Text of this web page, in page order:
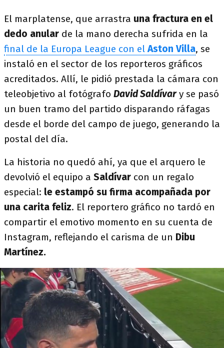
El marplatense, que arrastra una fractura en el
dedo anular de la mano derecha sufrida en la
final de la Europa League con elAston Villa, se
instaló en el sector de los reporteros gráficos
acreditados. Allí, le pidió prestada la cámara con
teleobjetivo al fotógrafo David Saldívar y se pasó
un buen tramo del partido disparando ráfagas
desde el borde del campo de juego, generando la
postal del día.
La historia no quedó ahí, ya que el arquero le
devolvió el equipo a Saldívar con un regalo
especial: le estampó su firma acompañada por
una carita feliz. El reportero gráfico no tardó en
compartir el emotivo momento en su cuenta de
Instagram, reflejando el carisma de un Dibu
Martínez.